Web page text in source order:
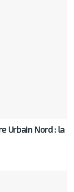
Urbain Nord : la